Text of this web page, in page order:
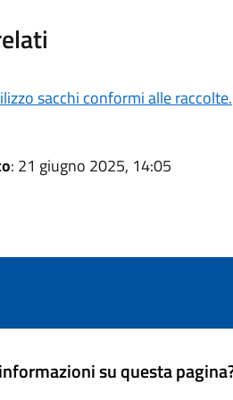
sacchi conformi alle raccolte.
: 21 giugno 2025, 14:05
su questa